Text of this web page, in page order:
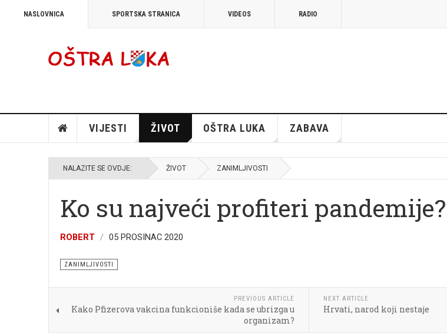
NASLOVNICA SPORTSKA STRANICA VIDEOS RADIO
VIJESTI ŽIVOT OŠTRA LUKA ZABAVA
NALAZITE SE OVDJE: ŽIVOT ZANIMLJIVOSTI
Ko su najveći profiteri pandemije?
ROBERT 05 PROSINAC 2020
ZANIMLJIVOSTI
PREVIOUS ARTICLE
Kako Pfizerova vakcina funkcioniše kada se ubrizga u
organizam?
NEXT ARTICLE
Hrvati, narod koji nestaje